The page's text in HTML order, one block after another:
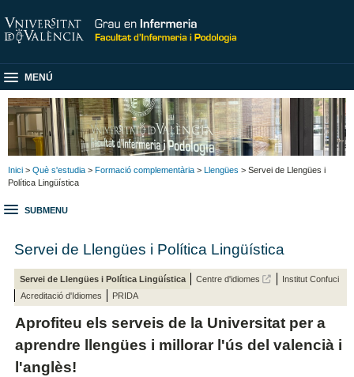
MENÚ
Inici > Què s'estudia > Formació complementària > Llengües > Servei de Llengües i
Política Lingüística
SUBMENU
Servei de Llengües i Política Lingüística
Servei de Llengües i Política Lingüística Centre d'idiomes
Institut Confuci
Acreditació d'Idiomes
PRIDA
Aprofiteu els serveis de la Universitat per a
aprendre llengües i millorar l'ús del valencià i
l'anglès!